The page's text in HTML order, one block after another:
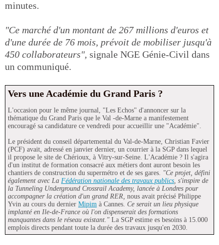
minutes.
"Ce marché d'un montant de 267 millions d'euros et
d'une durée de 76 mois, prévoit de mobiliser jusqu'à
450 collaborateurs", signale NGE Génie-Civil dans
un communiqué.
Vers une Académie du Grand Paris ?
L'occasion pour le même journal, "Les Echos" d'annoncer sur la
thématique du Grand Paris que le Val -de-Marne a manifestement
encouragé sa candidature ce vendredi pour accueillir une "Académie".
Le président du conseil départemental du Val-de-Marne, Christian Favier
(PCF) avait, adressé en janvier dernier, un courrier à la SGP dans lequel
il propose le site de Chérioux, à Vitry-sur-Seine. L'Académie ? Il s'agira
d'un institut de formation consacré aux métiers dont auront besoin les
chantiers de construction du supermétro et de ses gares. "Ce projet, défini
également avec La Fédération nationale des travaux publics, s'inspire de
la Tunneling Underground Crossrail Academy, lancée à Londres pour
accompagner la création d'un grand RER, nous avait précisé Philippe
Yvin au cours du dernier Mipim à Cannes. Ce serait un lieu physique
implanté en Ile-de-France où l'on dispenserait des formations
manquantes dans le réseau existant." La SGP estime es besoins à 15.000
emplois directs pendant toute la durée des travaux jusqu'en 2030.